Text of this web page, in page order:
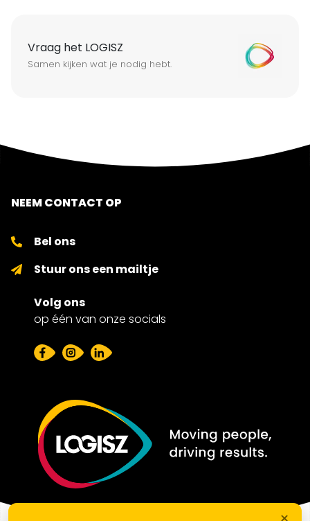
Vraag het LOGISZ
Samen kijken wat je nodig hebt.
NEEM CONTACT OP
Bel ons
Stuur ons een mailtje
Volg ons
op één van onze socials